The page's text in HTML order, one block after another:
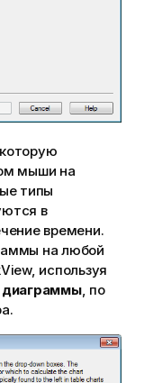
мыши на
типы
в
времени.
на любой
используя
диаграммы, по